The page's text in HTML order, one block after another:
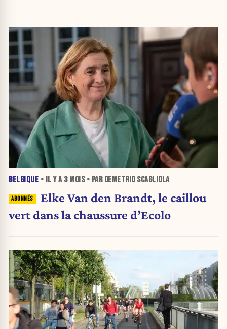
BELGIQUE • IL Y A 3 MOIS• PAR DEMETRIO SCAGLIOLA
Elke Van den Brandt, le caillou
vert dans la chaussure d’Ecolo